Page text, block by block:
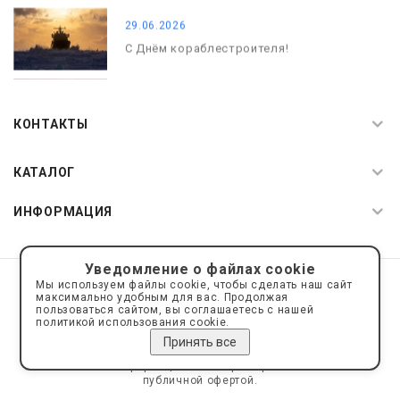
29.06.2026
С Днём кораблестроителя!
КОНТАКТЫ
КАТАЛОГ
ИНФОРМАЦИЯ
© 2019—2026 Интернет пространство АкваРос
sale@a-ros.ru
Политика конфиденциальности
Политика обработки персональных данных
Сайт носит информационный характер и не является
публичной офертой.
Уведомление о файлах cookie
Мы используем файлы cookie, чтобы сделать наш сайт
максимально удобным для вас. Продолжая
пользоваться сайтом, вы соглашаетесь с нашей
политикой использования cookie.
Принять все